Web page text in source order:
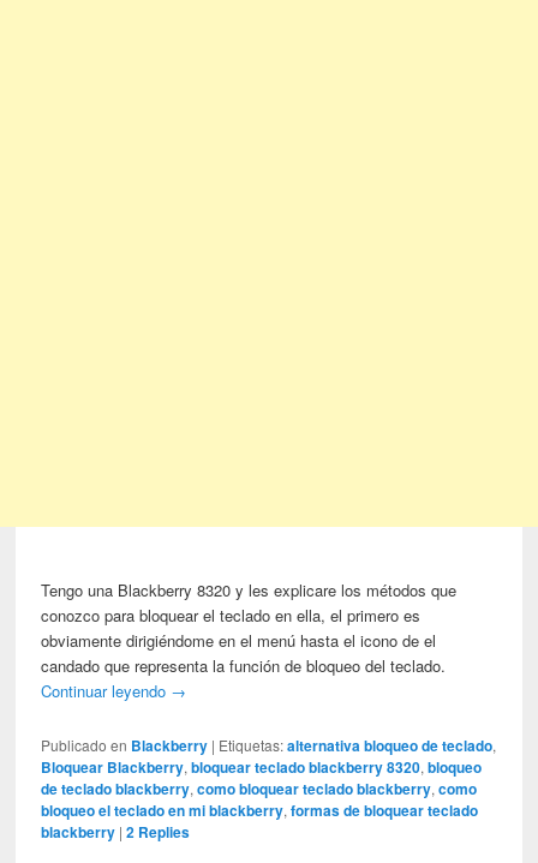
Tengo una Blackberry 8320 y les explicare los métodos que
conozco para bloquear el teclado en ella, el primero es
obviamente dirigiéndome en el menú hasta el icono de el
candado que representa la función de bloqueo del teclado.
Continuar leyendo →
Publicado en Blackberry | Etiquetas: alternativa bloqueo de teclado,
Bloquear Blackberry,bloquear teclado blackberry 8320,bloqueo
de teclado blackberry,como bloquear teclado blackberry,como
bloqueo el teclado en mi blackberry,formas de bloquear teclado
blackberry |2 Replies